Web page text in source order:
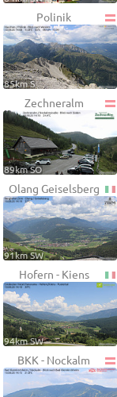
Polinik
85km S
Zechneralm
89km SO
Olang Geiselsberg
91km SW
Hofern - Kiens
94km SW
BKK - Nockalm